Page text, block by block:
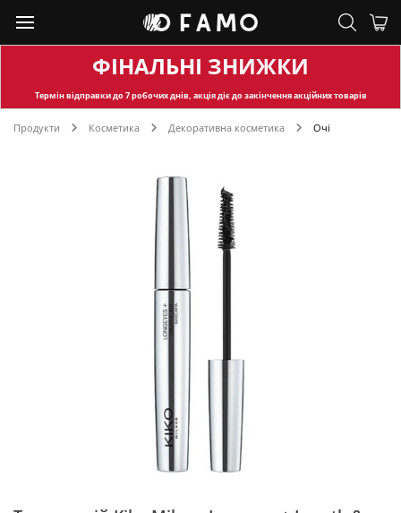
ФІНАЛЬНІ ЗНИЖКИ
Термін відправкидо 7 робочих днів, акція діє до закінчення акційних товарів
Продукти Косметика Декоративна косметика Очі